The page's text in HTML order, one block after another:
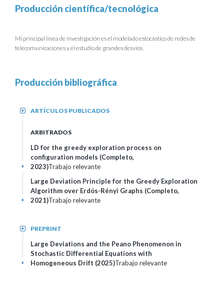
Producción científica/tecnológica
Mi principal línea de investigación es el modelado estocástico de redes de
telecomunicaciones y el estudio de grandes desvíos.
Producción bibliográfica
ARTÍCULOS PUBLICADOS
+
ARBITRADOS
LD for the greedy exploration process on
configuration models (Completo,
2023)Trabajo relevante
+
Large Deviation Principle for the Greedy Exploration
Algorithm over Erdös-Rényi Graphs (Completo,
2021)Trabajo relevante
+
PREPRINT
+
Large Deviations and the Peano Phenomenon in
Stochastic Differential Equations with
Homogeneous Drift (2025)Trabajo relevante
+